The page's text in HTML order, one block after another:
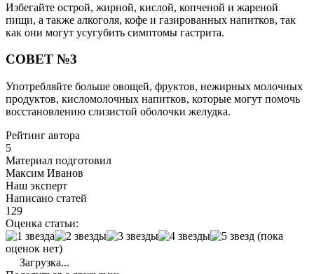
Избегайте острой, жирной, кислой, копченой и жареной
пищи, а также алкоголя, кофе и газированных напитков, так
как они могут усугубить симптомы гастрита.
СОВЕТ №3
Употребляйте больше овощей, фруктов, нежирных молочных
продуктов, кисломолочных напитков, которые могут помочь
восстановлению слизистой оболочки желудка.
Рейтинг автора
5
Материал подготовил
Максим Иванов
Наш эксперт
Написано статей
129
Оценка статьи:
(пока
оценок нет)
Загрузка...